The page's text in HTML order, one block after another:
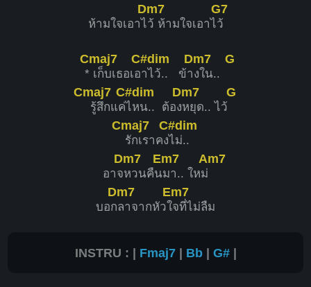
ห้ามใจเอาไ
Dm7
ว้ ห้ามใจเอาไ
G7
ว้
*
Cmaj7
เก็บเธอเอ
C#dim
าไว้.. ข้า
Dm7
งใน..
G
Cmaj7
รู้สึกแค่
C#dim
ไหน.. ต้อง
Dm7
หยุด.. ไว้
G
Cmaj7
รักเราคง
C#dim
ไม่..
อาจ
Dm7
หวนคืน
Em7
มา.. ใหม่
Am7
บอก
Dm7
ลาจากหัวใ
Em7
จที่ไม่ลืม
INSTRU : | Fmaj7| Bb| G#|